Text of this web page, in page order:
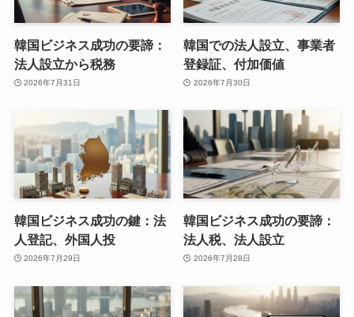
韓国ビジネス成功の要諦：
法人設立から税務
2026年7月31日
韓国での法人設立、事業者
登録証、付加価値
2026年7月30日
韓国ビジネス成功の鍵：法
人登記、外国人投
2026年7月29日
韓国ビジネス成功の要諦：
法人税、法人設立
2026年7月28日